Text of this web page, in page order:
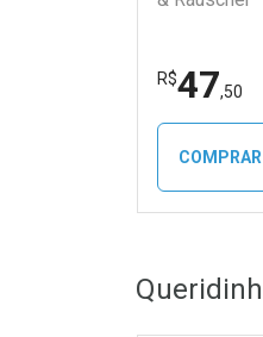
R$47,50
COMPRAR
Por